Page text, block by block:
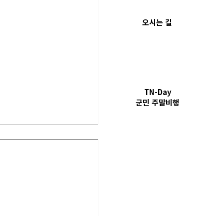
오시는 길
TN-Day
​군민 주말비행